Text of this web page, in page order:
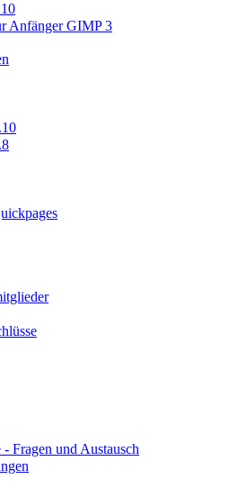
Anfänger GIMP 3
Fragen und Austausch